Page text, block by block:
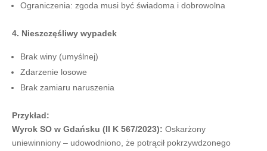
Ograniczenia: zgoda musi być świadoma i dobrowolna
4. Nieszczęśliwy wypadek
Brak winy (umyślnej)
Zdarzenie losowe
Brak zamiaru naruszenia
Przykład:
Wyrok SO w Gdańsku (II K 567/2023): Oskarżony
uniewinniony – udowodniono, że potrącił pokrzywdzonego